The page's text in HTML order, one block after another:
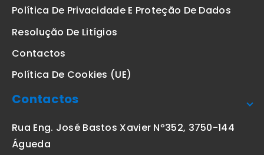
Política De Privacidade E Proteção De Dados
Resolução De Litígios
Contactos
Política De Cookies (UE)
Contactos
Rua Eng. José Bastos Xavier Nº352, 3750-144
Águeda